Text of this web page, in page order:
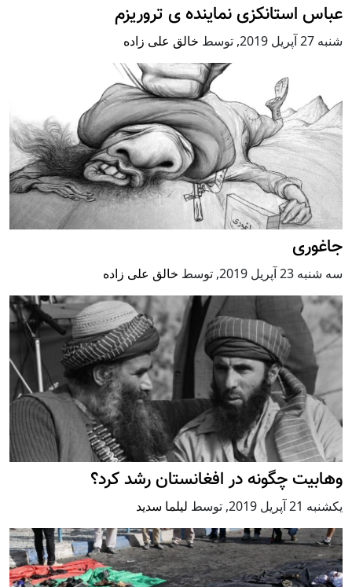
عباس استانکزی نماینده ی تروریزم
شنبه 27 آپریل 2019 , توسط خالق علی زاده
جاغوری
سه شنبه 23 آپریل 2019 , توسط خالق علی زاده
وهابیت چگونه در افغانستان رشد کرد؟
يكشنبه 21 آپریل 2019 , توسط لیلما سدید